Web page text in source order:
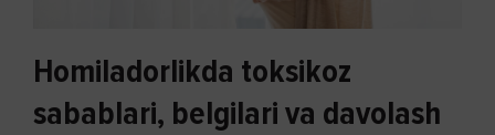
Homiladorlikda toksikoz
sabablari, belgilari va davolash